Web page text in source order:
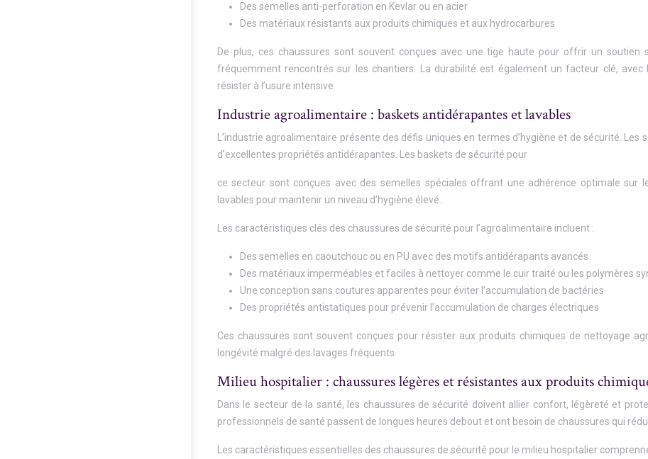
Des semelles anti-perforation en Kevlar ou en acier
Des matériaux résistants aux produits chimiques et aux hydrocarbures
De plus, ces chaussures sont souvent conçues avec une tige haute pour offrir un soutien
fréquemment rencontrés sur les chantiers. La durabilité est également un facteur clé,
résister à l’usure intensive.
Industrie agroalimentaire : baskets antidérapantes et lavables
L’industrie agroalimentaire présente des défis uniques en termes d’hygiène et de sécurité.
d’excellentes propriétés antidérapantes. Les baskets de sécurité pour
ce secteur sont conçues avec des semelles spéciales offrant une adhérence optimale sur
lavables pour maintenir un niveau d’hygiène élevé.
Les caractéristiques clés des chaussures de sécurité pour l’agroalimentaire incluent :
Des semelles en caoutchouc ou en PU avec des motifs antidérapants avancés
Des matériaux imperméables et faciles à nettoyer comme le cuir traité ou les polymères
Une conception sans coutures apparentes pour éviter l’accumulation de bactéries
Des propriétés antistatiques pour prévenir l’accumulation de charges électriques
Ces chaussures sont souvent conçues pour résister aux produits chimiques de nettoyage
longévité malgré des lavages fréquents.
Milieu hospitalier : chaussures légères et résistantes aux produits
Dans le secteur de la santé, les chaussures de sécurité doivent allier confort, légèreté et
professionnels de santé passent de longues heures debout et ont besoin de chaussures qui
Les caractéristiques essentielles des chaussures de sécurité pour le milieu hospitalier